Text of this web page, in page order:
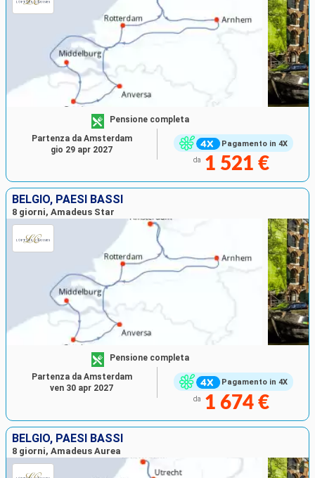
Pagamento in 4X
Pensione completa
da 1 521 €
Partenza da Amsterdam
gio 29 apr 2027
BELGIO, PAESI BASSI
8 giorni, Amadeus Star
Pagamento in 4X
Pensione completa
da 1 674 €
Partenza da Amsterdam
ven 30 apr 2027
BELGIO, PAESI BASSI
8 giorni, Amadeus Aurea